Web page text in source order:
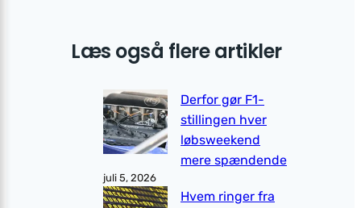
Læs også flere artikler
Derfor gør F1-
stillingen hver
løbsweekend
mere spændende
juli 5, 2026
Hvem ringer fra